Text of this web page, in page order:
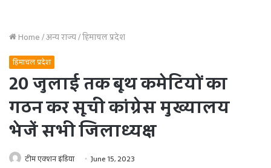
Home/अन्य राज्य/हिमाचल प्रदेश
हिमाचल प्रदेश
20 जुलाई तक बूथ कमेटियों का
गठन कर सूची कांग्रेस मुख्यालय
भेजें सभी जिलाध्यक्ष
टीम एक्शन इंडिया June 15, 2023